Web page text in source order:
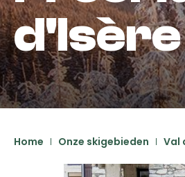
d'Isère
Home Onze skigebieden Val